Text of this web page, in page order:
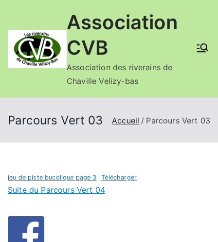
contenu
Association
CVB
Association des riverains de
Chaville Velizy-bas
Parcours Vert 03 Accueil Parcours Vert 03
jeu de piste bucolique page 3 Télécharger
Suite du Parcours Vert 04